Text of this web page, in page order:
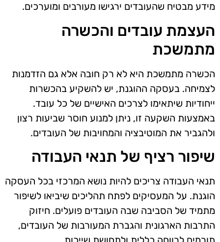
מידע מבטיח שהעובדים ירגישו מעורבים ומוערכים.
העצמת עובדים והכשרה
מתמשכת
הכשרה מתמשכת היא לא רק חובה אלא גם הזדמנות
לצמיחה. בעסקה ההוגנת, יש להשקיע בהכשרות
ייחודיות שיתאימו לצרכים האישיים של כל עובד.
באמצעות השקעה זו, ניתן למנוע חוסר שביעות רצון
ולהגביר את המוטיבציה והמחויבות של העובדים.
שיפור רציף של תנאי העבודה
תנאי העבודה צריכים להיות נושא המרכזי בכל העסקה
הוגנת. על המעסיקים לפתח תהליכים שיביאו לשיפור
מתמיד של הסביבה שבה העובדים פועלים. חיזוק
התרבות הארגונית והגברת המעורבות של העובדים,